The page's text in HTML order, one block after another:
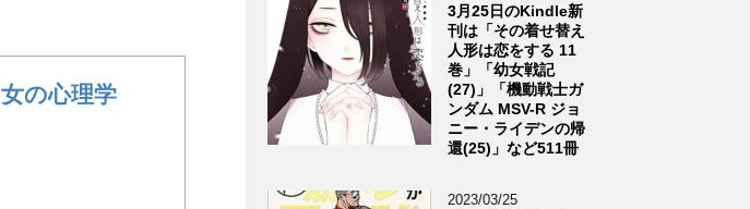
の心理学
3月25日のKindle新
刊は「その着せ替え
人形は恋をする 11
巻」「幼女戦記
(27)」「機動戦士ガ
ンダム MSV-R ジョ
ニー・ライデンの帰
還(25)」など511冊
2023/03/25